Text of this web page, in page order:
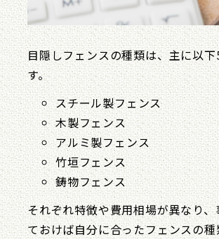
目隠しフェンスの種類は、主に以
す。
スチール製フェンス
木製フェンス
アルミ製フェンス
竹垣フェンス
鋳物フェンス
それぞれ特徴や費用相場が異なり
ておけば自分に合ったフェンスの